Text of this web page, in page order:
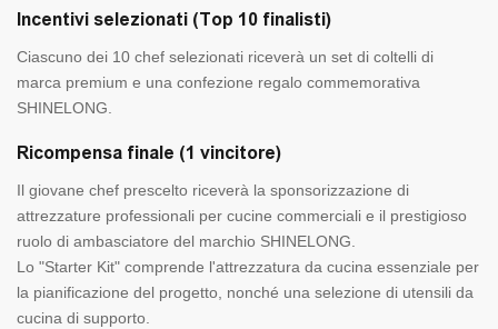
Incentivi selezionati (Top 10 finalisti)
Ciascuno dei 10 chef selezionati riceverà un set di coltelli di
marca premium e una confezione regalo commemorativa
SHINELONG.
Ricompensa finale (1 vincitore)
Il giovane chef prescelto riceverà la sponsorizzazione di
attrezzature professionali per cucine commerciali e il prestigioso
ruolo di ambasciatore del marchio SHINELONG.
Lo "Starter Kit" comprende l'attrezzatura da cucina essenziale per
la pianificazione del progetto, nonché una selezione di utensili da
cucina di supporto.